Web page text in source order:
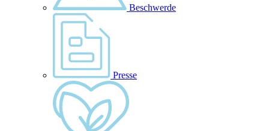
Beschwerde
Presse